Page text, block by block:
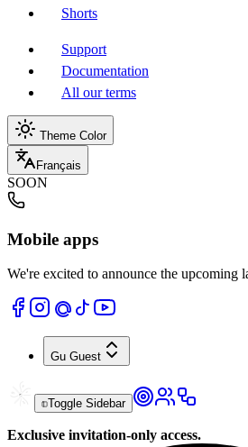
Shorts
Support
Documentation
All our terms
Theme Color
Français
SOON
Mobile apps
We're excited to announce the upcoming
Gu Guest
Toggle Sidebar
Exclusive invitation-only access.